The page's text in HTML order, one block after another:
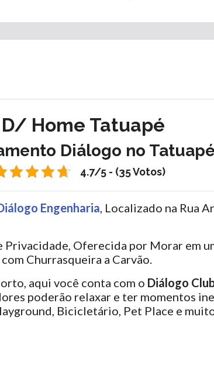
D/ Home Tatuapé
Diálogo no
4.7/5 - (35 Votos)
Engenharia, Localizado na Rua
Oferecida por Morar em
Churrasqueira a Carvão.
aqui você conta com o Diálogo
poderão relaxar e ter momentos
Bicicletário, Pet Place e